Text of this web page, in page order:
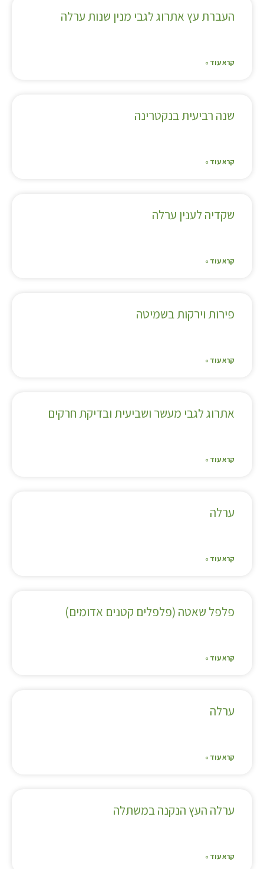
העברת עץ אתרוג לגבי מנין שנות ערלה
קרא עוד »
שנה רביעית בנקטרינה
קרא עוד »
שקדיה לענין ערלה
קרא עוד »
פירות וירקות בשמיטה
קרא עוד »
אתרוג לגבי מעשר ושביעית ובדיקת חרקים
קרא עוד »
ערלה
קרא עוד »
פלפל שאטה (פלפלים קטנים אדומים)
קרא עוד »
ערלה
קרא עוד »
ערלה העץ הנקנה במשתלה
קרא עוד »